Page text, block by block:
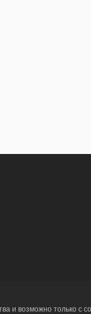
и возможно только с